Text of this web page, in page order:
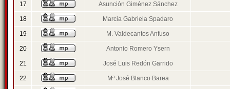
17 Asunción Giménez Sánchez
18 Marcia Gabriela Spadaro
19 M. Valdecantos Anfuso
20 Antonio Romero Ysern
21 José Luis Redón Garrido
22 Mª José Blanco Barea